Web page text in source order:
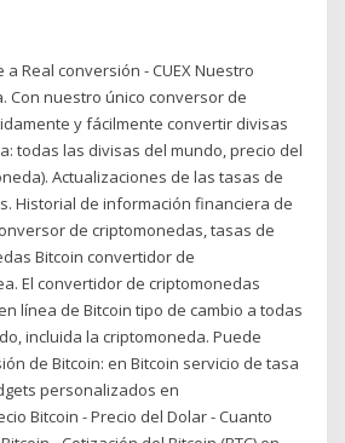
Real conversión - CUEX Nuestro
Con nuestro único conversor de
y fácilmente convertir divisas
todas las divisas del mundo, precio del
Actualizaciones de las tasas de
Historial de información financiera de
de criptomonedas, tasas de
Bitcoin convertidor de
El convertidor de criptomonedas
línea de Bitcoin tipo de cambio a todas
incluida la criptomoneda. Puede
de Bitcoin: en Bitcoin servicio de tasa
personalizados en
Bitcoin - Precio del Dolar - Cuanto